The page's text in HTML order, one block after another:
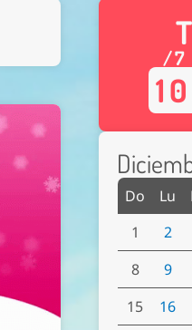
/7
10
Do Lu
1
2
8
9
15
16